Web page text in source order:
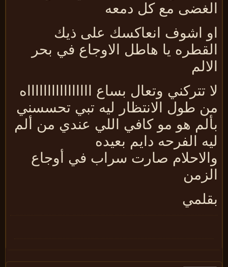
مع كل دمعه
اشوف انعاكسك على ذيك
يا هاطل الاوجاع في بحر
تتركني وتعال بساع ااااااااااااااااه
طول الانتظار ليه تبي تحسسني
هو مو كافي اللي عندي من ألم
الفرحه دايم بعيده
صارت سراب في أوجاع